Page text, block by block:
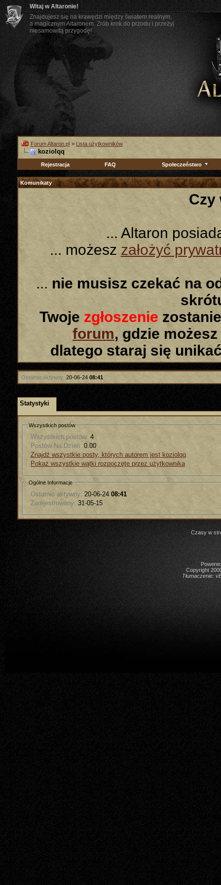
Witaj w Altaronie!
Znajdujesz się na krawędzi między światem realnym,
a magicznym Altaronem. Zrób krok do przodu i przeżyj
niesamowitą przygodę!
Forum Altaron.pl > Lista użytkowników
koziolqq
Rejestracja FAQ Społeczeństwo
Komunikaty
Czy
... Altaron
... możeszzałożyć
... nie musisz czekać na
Twoje zgłoszenie
forum, gdzie
dlatego staraj się
Ostatnio aktywny: 20-06-24 08:41
Statystyki
Wszystkich postów
Wszystkich postów: 4
Postów Na Dzień: 0.00
Znajdź wszystkie posty, których autorem jest koziolqq
Pokaż wszystkie wątki rozpoczęte przez użytkownika
Ogólne Informacje
Ostatnio aktywny: 20-06-24 08:41
Zarejestrowany: 31-05-15
Czasy w
Copyright
Tłumaczenie: